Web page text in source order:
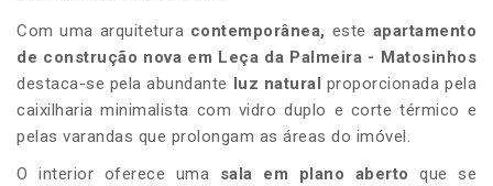
Com uma arquitetura contemporânea, este apartamento
de construção nova em Leça da Palmeira - Matosinhos
destaca-se pela abundante
luz natural proporcionada pela
caixilharia minimalista com vidro duplo e corte térmico e
pelas varandas que prolongam as áreas do imóvel.
O interior oferece uma sala em plano aberto que se